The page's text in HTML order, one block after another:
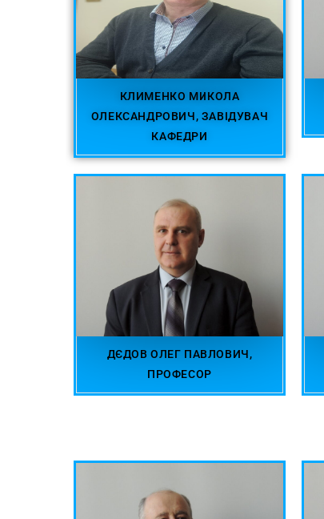
КЛИМЕНКО МИКОЛА
ОЛЕКСАНДРОВИЧ, ЗАВІДУВАЧ
КАФЕДРИ
ДЄДОВ ОЛЕГ ПАВЛОВИЧ,
ПРОФЕСОР